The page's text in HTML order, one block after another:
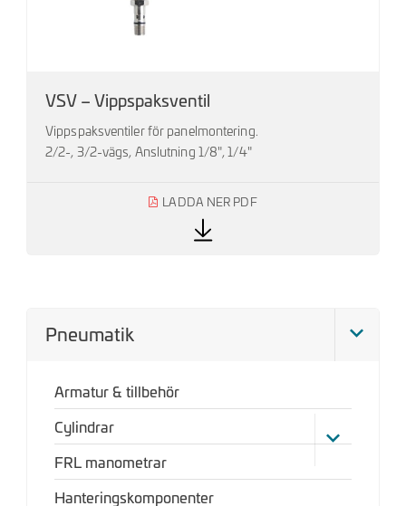
VSV – Vippspaksventil
Vippspaksventiler för panelmontering.
2/2-, 3/2-vägs, Anslutning 1/8", 1/4"
LADDA NER PDF
Pneumatik
Armatur & tillbehör
Cylindrar
FRL manometrar
Hanteringskomponenter